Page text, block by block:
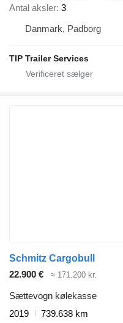
Antal aksler 3
Danmark, Padborg
TIP Trailer Services
Schmitz Cargobull
22.900 €
≈ 171.200 kr.
Sættevogn kølekasse
2019
739.638 km